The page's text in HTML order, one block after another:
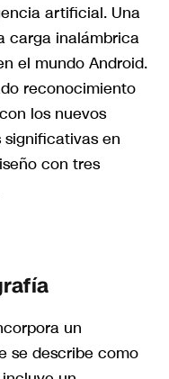
artificial. Una
carga inalámbrica
el mundo Android.
reconocimiento
los nuevos
en
con tres
un
se describe como